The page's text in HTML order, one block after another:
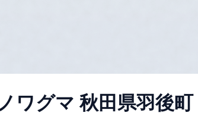
ワグマ 秋田県羽後町